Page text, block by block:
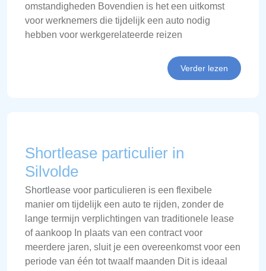
omstandigheden Bovendien is het een uitkomst
voor werknemers die tijdelijk een auto nodig
hebben voor werkgerelateerde reizen
Verder lezen
Shortlease particulier in
Silvolde
Shortlease voor particulieren is een flexibele
manier om tijdelijk een auto te rijden, zonder de
lange termijn verplichtingen van traditionele lease
of aankoop In plaats van een contract voor
meerdere jaren, sluit je een overeenkomst voor een
periode van één tot twaalf maanden Dit is ideaal